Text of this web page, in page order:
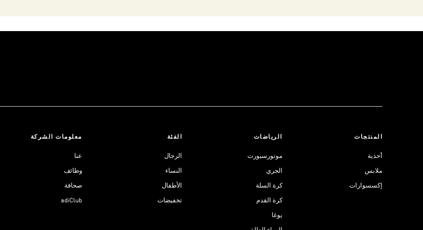
المنتجات
أحذية
ملابس
إكسسوارات
الرياضات
موتورسبورت
الجري
كرة السلة
كرة القدم
يوغا
الفئة
الرجال
النساء
الأطفال
تخفيضات
معلومات الشركة
عنا
وظائف
صحافة
adiClub